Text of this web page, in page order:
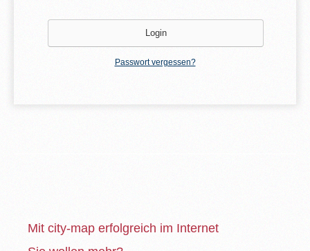
Passwort vergessen?
Mit city-map erfolgreich im Internet